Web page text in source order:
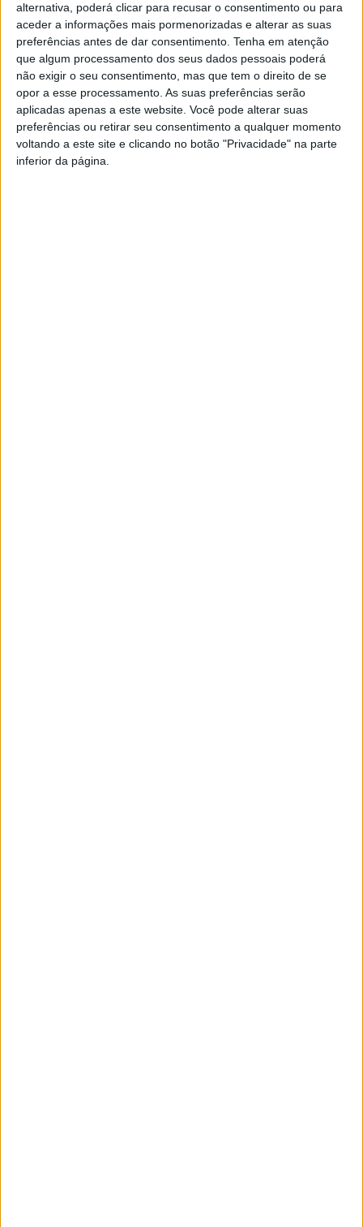
alternativa, poderá clicar para recusar o consentimento ou para
aceder a informações mais pormenorizadas e alterar as suas
preferências antes de dar consentimento. Tenha em atenção
que algum processamento dos seus dados pessoais poderá
não exigir o seu consentimento, mas que tem o direito de se
opor a esse processamento. As suas preferências serão
aplicadas apenas a este website. Você pode alterar suas
preferências ou retirar seu consentimento a qualquer momento
voltando a este site e clicando no botão "Privacidade" na parte
inferior da página.
A Divisão de Honra de Viseu vai terminar a 30 de maio de
2026.
Esta e outras notícias para ouvir na Estação Diária – 96.8
FM ou emwww.968.fm
Pub